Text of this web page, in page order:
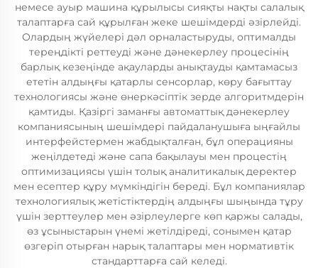
немесе ауыр машина құрылысы сияқты нақты салалық
талаптарға сай құрылған жеке шешімдерді әзірлейді.
Олардың жүйелері дәл орналастыруды, оптималды
тереңдікті реттеуді және дәнекерлеу процесінің
барлық кезеңінде ақауларды анықтауды қамтамасыз
ететін алдыңғы қатарлы сенсорлар, көру бағыттау
технологиясы және өнеркәсіптік зерде алгоритмдерін
қамтиды. Қазіргі заманғы автоматтық дәнекерлеу
компаниясының шешімдері пайдаланушыға ыңғайлы
интерфейстермен жабдықталған, бұл операцияны
жеңілдетеді және сапа бақылауы мен процестің
оптимизациясы үшін толық аналитикалық деректер
мен есептер құру мүмкіндігін береді. Бұл компаниялар
технологиялық жетістіктердің алдыңғы шыңында тұру
үшін зерттеулер мен әзірлеулерге көп қаржы салады,
өз ұсыныстарын үнемі жетілдіреді, сонымен қатар
өзгеріп отырған нарық талаптары мен нормативтік
стандарттарға сай келеді.